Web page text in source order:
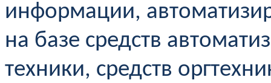
информации,
на базе средств
техники, средств